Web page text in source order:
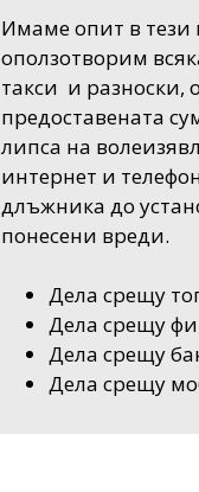
Имаме опит в тези
оползотворим
такси и разноски,
предоставената
липса на
интернет и
длъжника до
понесени вреди.
Дела срещу
Дела срещу
Дела срещу
Дела срещу